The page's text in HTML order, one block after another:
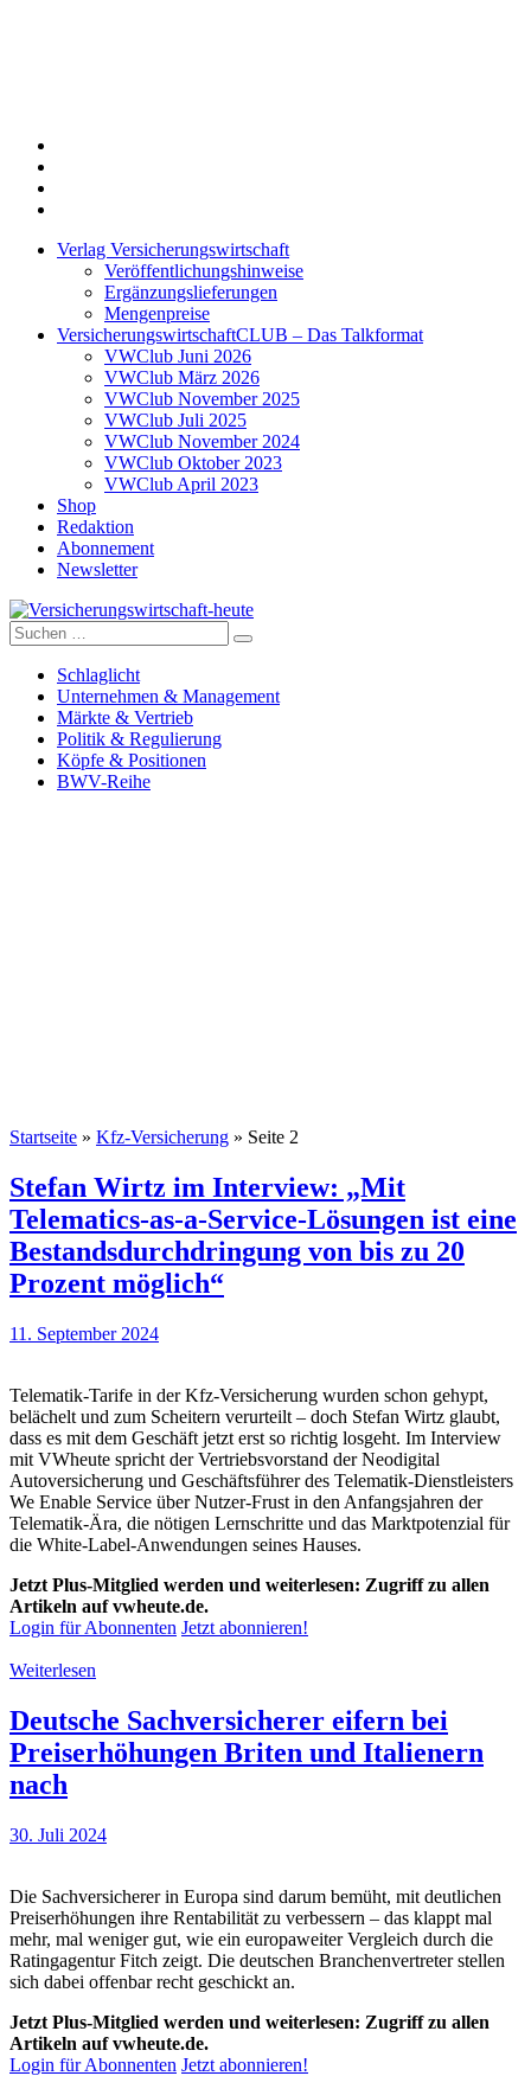
Verlag Versicherungswirtschaft
Veröffentlichungshinweise
Ergänzungslieferungen
Mengenpreise
VersicherungswirtschaftCLUB – Das Talkformat
VWClub Juni 2026
VWClub März 2026
VWClub November 2025
VWClub Juli 2025
VWClub November 2024
VWClub Oktober 2023
VWClub April 2023
Shop
Redaktion
Abonnement
Newsletter
Versicherungswirtschaft-heute
Suche
nach:
Schlaglicht
Unternehmen & Management
Märkte & Vertrieb
Politik & Regulierung
Köpfe & Positionen
BWV-Reihe
Startseite » Kfz-Versicherung » Seite 2
Stefan Wirtz im Interview: „Mit
Telematics-as-a-Service-Lösungen ist eine
Bestandsdurchdringung von bis zu 20
Prozent möglich“
11. September 2024
Telematik-Tarife in der Kfz-Versicherung wurden schon gehypt,
belächelt und zum Scheitern verurteilt – doch Stefan Wirtz glaubt,
dass es mit dem Geschäft jetzt erst so richtig losgeht. Im Interview
mit VWheute spricht der Vertriebsvorstand der Neodigital
Autoversicherung und Geschäftsführer des Telematik-Dienstleisters
We Enable Service über Nutzer-Frust in den Anfangsjahren der
Telematik-Ära, die nötigen Lernschritte und das Marktpotenzial für
die White-Label-Anwendungen seines Hauses.
Jetzt Plus-Mitglied werden und weiterlesen: Zugriff zu allen
Artikeln auf vwheute.de.
Login für Abonnenten Jetzt abonnieren!
Weiterlesen
Deutsche Sachversicherer eifern bei
Preiserhöhungen Briten und Italienern
nach
30. Juli 2024
Die Sachversicherer in Europa sind darum bemüht, mit deutlichen
Preiserhöhungen ihre Rentabilität zu verbessern – das klappt mal
mehr, mal weniger gut, wie ein europaweiter Vergleich durch die
Ratingagentur Fitch zeigt. Die deutschen Branchenvertreter stellen
sich dabei offenbar recht geschickt an.
Jetzt Plus-Mitglied werden und weiterlesen: Zugriff zu allen
Artikeln auf vwheute.de.
Login für Abonnenten Jetzt abonnieren!